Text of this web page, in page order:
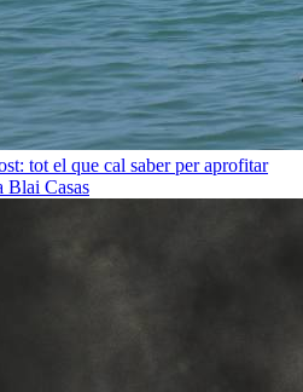
tot el que cal saber per aprofitar
Blai Casas